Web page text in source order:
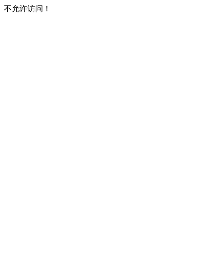
不允许访问！